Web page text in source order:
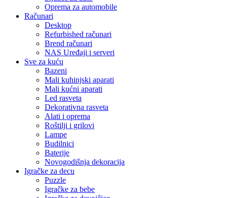
Oprema za automobile
Računari
Desktop
Refurbished računari
Brend računari
NAS Uređaji i serveri
Sve za kuću
Bazeni
Mali kuhinjski aparati
Mali kućni aparati
Led rasveta
Dekorativna rasveta
Alati i oprema
Roštilji i grilovi
Lampe
Budilnici
Baterije
Novogodišnja dekoracija
Igračke za decu
Puzzle
Igračke za bebe